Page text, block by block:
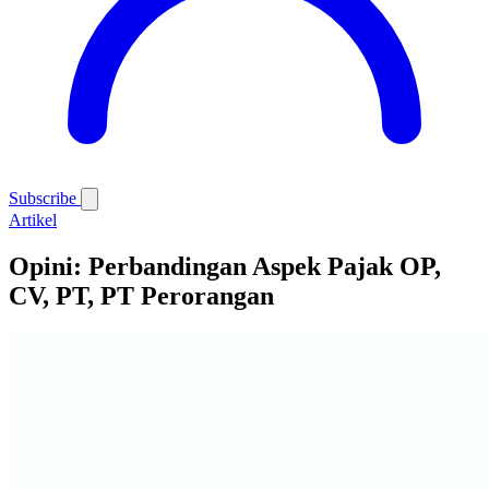
Subscribe
Artikel
Opini: Perbandingan Aspek Pajak OP,
CV, PT, PT Perorangan